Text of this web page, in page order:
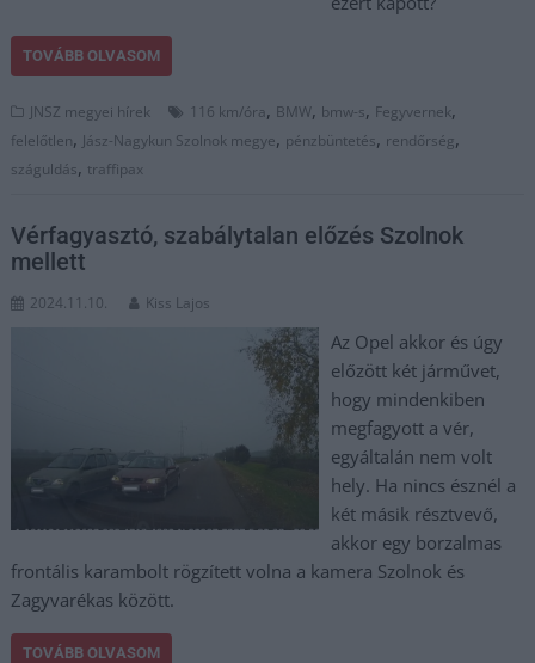
TOVÁBB OLVASOM
JNSZ megyei hírek 116 km/óra, BMW, bmw-s, Fegyvernek,
felelőtlen, Jász-Nagykun Szolnok megye, pénzbüntetés, rendőrség,
száguldás, traffipax
Vérfagyasztó, szabálytalan előzés Szolnok
mellett
2024.11.10. Kiss Lajos
Az Opel akkor és úgy
előzött két járművet,
hogy mindenkiben
megfagyott a vér,
egyáltalán nem volt
hely. Ha nincs észnél a
két másik résztvevő,
akkor egy borzalmas
frontális karambolt rögzített volna a kamera Szolnok és
Zagyvarékas között.
TOVÁBB OLVASOM